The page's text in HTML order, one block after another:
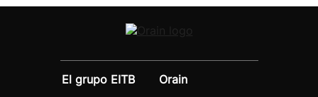
El grupo EITB
Orain